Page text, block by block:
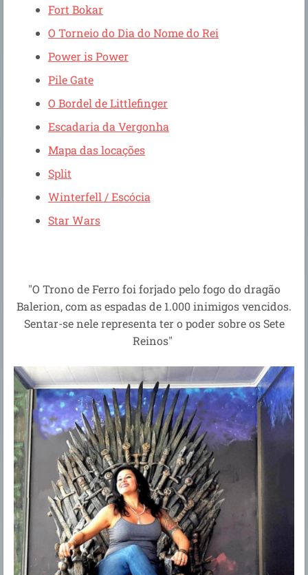
Fort Bokar
O Torneio do Dia do Nome do Rei
Power is Power
Pile Gate
O Bordel de Littlefinger
Escadaria da Vergonha
Mapa das locações
Split
Winterfell / Escócia
Star Wars
"O Trono de Ferro foi forjado pelo fogo do dragão
Balerion, com as espadas de 1.000 inimigos vencidos.
Sentar-se nele representa ter o poder sobre os Sete
Reinos"